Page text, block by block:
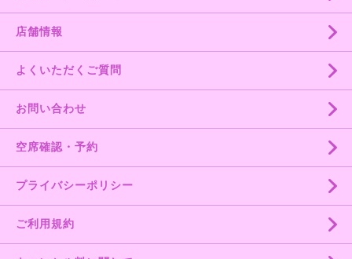
店舗情報
よくいただくご質問
お問い合わせ
空席確認・予約
プライバシーポリシー
ご利用規約